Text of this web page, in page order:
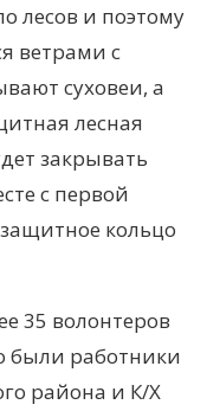
лесов и поэтому
ветрами с
суховеи, а
лесная
закрывать
с первой
кольцо
35 волонтеров
были работники
района и К/Х